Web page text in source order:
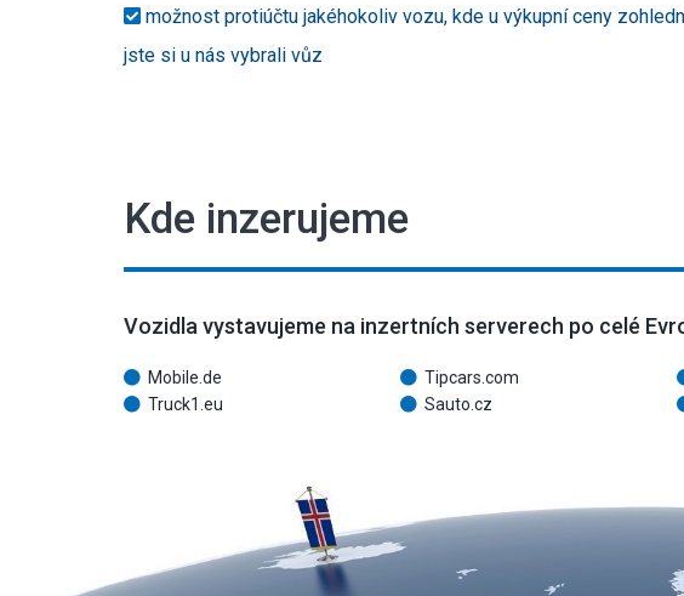
možnost protiúčtu jakéhokoliv vozu, kde u výkupní ceny
jste si u nás vybrali vůz
Kde inzerujeme
Vozidla vystavujeme na inzertních serverech po celé
Mobile.de Tipcars.com
Truck1.eu
Sauto.cz